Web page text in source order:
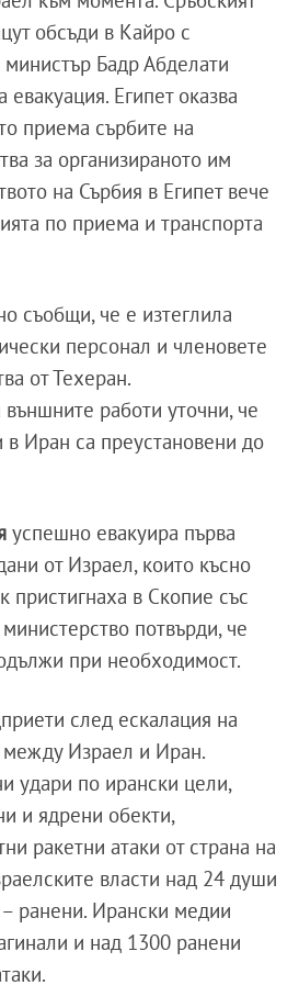
обсъди в Кайро с
Бадр Абделати
евакуация. Египет оказва
приема сърбите на
за организираното им
на Сърбия в Египет вече
по приема и транспорта
съобщи, че е изтеглила
персонал и членовете
от Техеран.
работи уточни, че
в Иран са преустановени до
успешно евакуира първа
от Израел, които късно
пристигнаха в Скопие със
потвърди, че
при необходимост.
след ескалация на
между Израел и Иран.
удари по ирански цели,
и ядрени обекти,
ракетни атаки от страна на
власти над 24 души
– ранени. Ирански медии
и над 1300 ранени